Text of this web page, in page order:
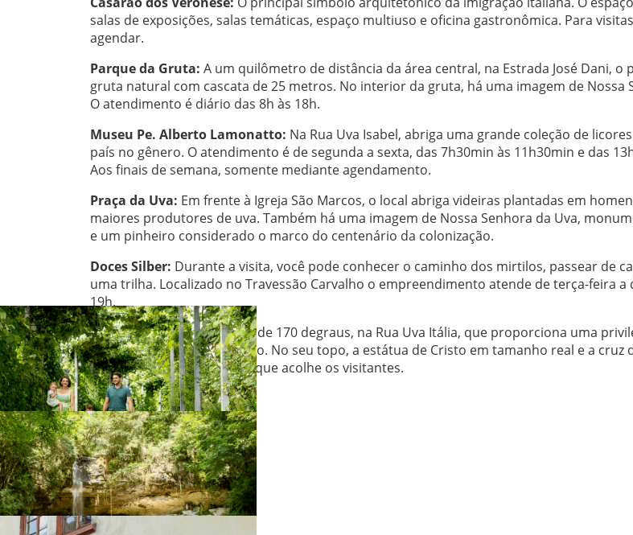
salas de exposições, salas temáticas, espaço multiuso e oficina gastronômica. Para
agendar.
Parque da Gruta: A um quilômetro de distância da área central, na Estrada José Dani, o
gruta natural com cascata de 25 metros. No interior da gruta, há uma imagem de Nossa
O atendimento é diário das 8h às 18h.
Museu Pe. Alberto Lamonatto: Na Rua Uva Isabel, abriga uma grande coleção de
país no gênero. O atendimento é de segunda a sexta, das 7h30min às 11h30min e das
Aos finais de semana, somente mediante agendamento.
Praça da Uva: Em frente à Igreja São Marcos, o local abriga videiras plantadas em
maiores produtores de uva. Também há uma imagem de Nossa Senhora da Uva,
e um pinheiro considerado o marco do centenário da colonização.
Doces Silber: Durante a visita, você pode conhecer o caminho dos mirtilos, passear de
uma trilha. Localizado no Travessão Carvalho o empreendimento atende de terça-feira a
19h.
Monte Calvário:Escadaria de 170 degraus, na Rua Uva Itália, que proporciona uma
Otávio Rocha e toda a região. No seu topo, a estátua de Cristo em tamanho real e a cruz
altura compõem o cenário que acolhe os visitantes.